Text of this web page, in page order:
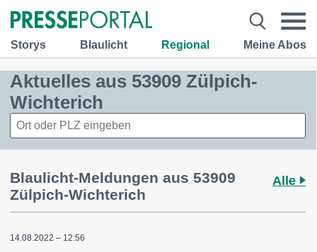
Storys Blaulicht Regional Meine Abos
Aktuelles aus 53909 Zülpich-
Wichterich
Blaulicht-Meldungen aus 53909
Zülpich-Wichterich
Alle
14.08.2022 – 12:56